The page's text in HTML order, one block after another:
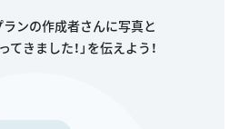
ンの作成者さんに写真と
てきました！」を伝えよう！